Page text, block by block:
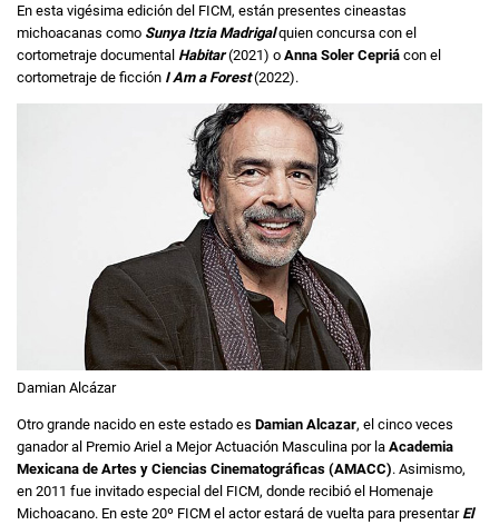
En esta vigésima edición del FICM, están presentes cineastas
michoacanas como Sunya Itzia Madrigalquien concursa con el
cortometraje documental Habitar(2021) o Anna Soler Cepriá con el
cortometraje de ficción I Am a Forest(2022).
Damian Alcázar
Otro grande nacido en este estado es Damian Alcazar, el cinco veces
ganador al Premio Ariel a Mejor Actuación Masculina por la Academia
Mexicana de Artes y Ciencias Cinematográficas (AMACC). Asimismo,
en 2011 fue invitado especial del FICM, donde recibió el Homenaje
Michoacano. En este 20º FICM el actor estará de vuelta para presentar El